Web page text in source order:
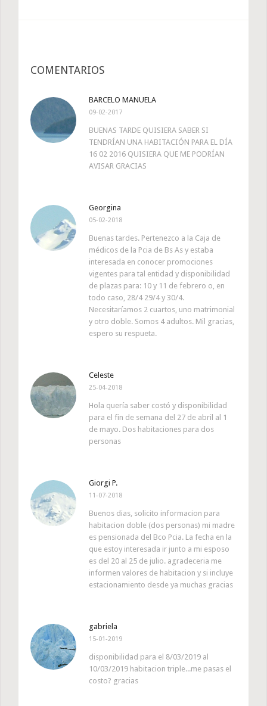
COMENTARIOS
BARCELO MANUELA
09-02-2017
BUENAS TARDE QUISIERA SABER SI
TENDRÍAN UNA HABITACIÓN PARA EL DÍA
16 02 2016 QUISIERA QUE ME PODRÍAN
AVISAR GRACIAS
Georgina
05-02-2018
Buenas tardes. Pertenezco a la Caja de
médicos de la Pcia de Bs As y estaba
interesada en conocer promociones
vigentes para tal entidad y disponibilidad
de plazas para: 10 y 11 de febrero o, en
todo caso, 28/4 29/4 y 30/4.
Necesitaríamos 2 cuartos, uno matrimonial
y otro doble. Somos 4 adultos. Mil gracias,
espero su respueta.
Celeste
25-04-2018
Hola quería saber costó y disponibilidad
para el fin de semana del 27 de abril al 1
de mayo. Dos habitaciones para dos
personas
Giorgi P.
11-07-2018
Buenos dias, solicito informacion para
habitacion doble (dos personas) mi madre
es pensionada del Bco Pcia. La fecha en la
que estoy interesada ir junto a mi esposo
es del 20 al 25 de julio. agradeceria me
informen valores de habitacion y si incluye
estacionamiento desde ya muchas gracias
gabriela
15-01-2019
disponibilidad para el 8/03/2019 al
10/03/2019 habitacion triple...me pasas el
costo? gracias